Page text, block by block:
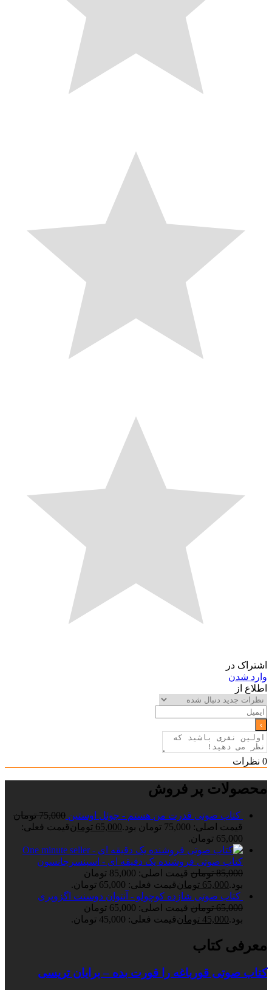
اشتراک در
وارد شدن
اطلاع از
0 نظرات
محصولات پر فروش
کتاب صوتی قدرت من هستم - جوئل اوستین 75,000 تومان
قیمت اصلی: 75,000 تومان بود.
65,000 تومانقیمت فعلی:
65,000 تومان.
کتاب صوتی فروشنده یک دقیقه ای - اسپنسرجانسون
85,000 تومان
قیمت اصلی: 85,000 تومان
بود.65,000 تومانقیمت فعلی: 65,000 تومان.
کتاب صوتی شازده کوچولو - آنتوان دوسنت اگزوپری
65,000 تومان
قیمت اصلی: 65,000 تومان
بود.45,000 تومانقیمت فعلی: 45,000 تومان.
معرفی کتاب
کتاب صوتی قورباغه را قورت بده – برایان تریسی